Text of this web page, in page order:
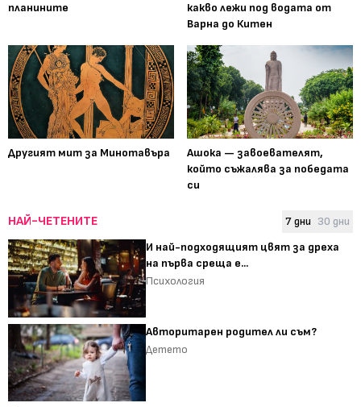
планините
какво лежи под водата от
Варна до Китен
Другият мит за Минотавъра
Ашока — завоевателят,
който съжалява за победата
си
НАЙ-ЧЕТЕНИТЕ 7 дни 30 дни
И най-подходящият цвят за дреха
на първа среща е...
Психология
Авторитарен родител ли съм?
Детето